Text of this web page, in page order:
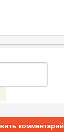
комментарий